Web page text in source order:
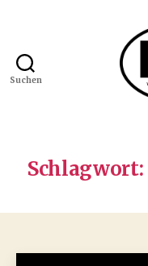
Suchen
Schlagwort: